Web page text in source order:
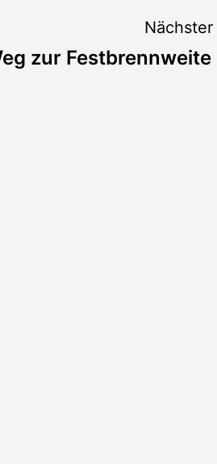
zur Festbrennweite